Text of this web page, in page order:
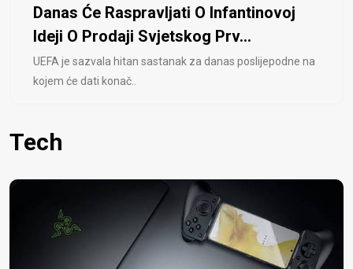
Danas Će Raspravljati O Infantinovoj
Ideji O Prodaji Svjetskog Prv...
UEFA je sazvala hitan sastanak za danas poslijepodne na
kojem će dati konač..
Tech